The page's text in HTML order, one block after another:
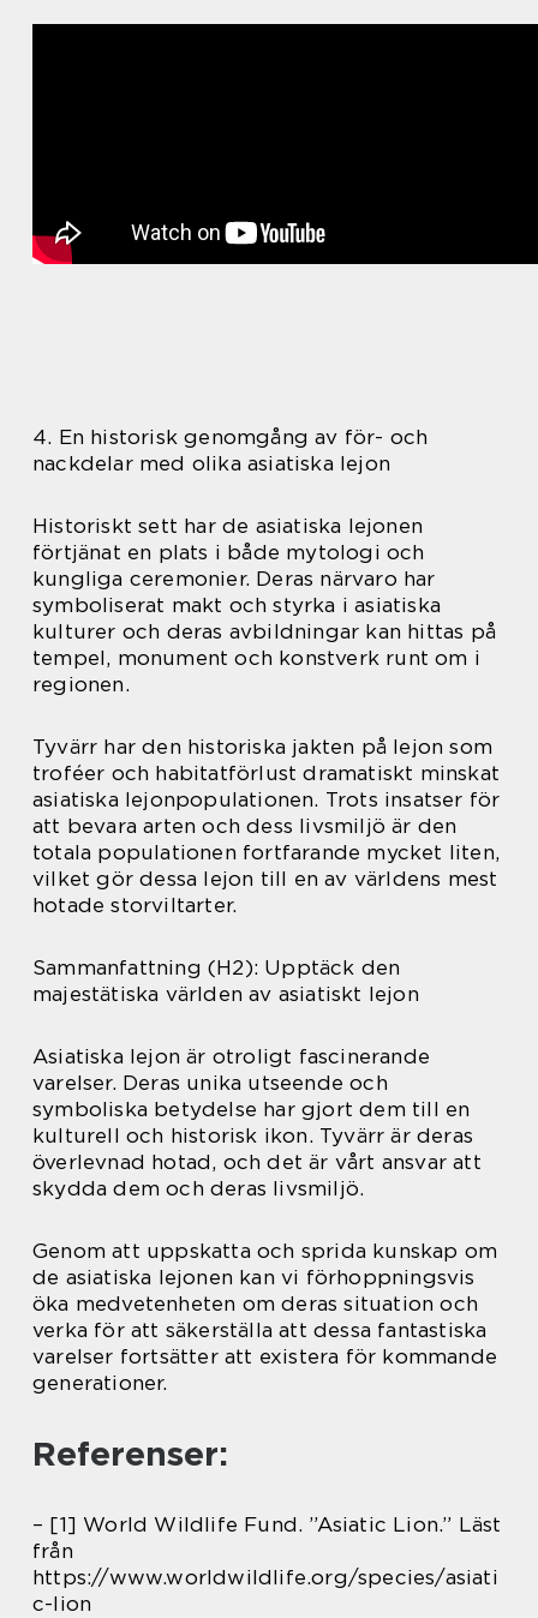
4. En historisk genomgång av för- och
nackdelar med olika asiatiska lejon
Historiskt sett har de asiatiska lejonen
förtjänat en plats i både mytologi och
kungliga ceremonier. Deras närvaro har
symboliserat makt och styrka i asiatiska
kulturer och deras avbildningar kan hittas på
tempel, monument och konstverk runt om i
regionen.
Tyvärr har den historiska jakten på lejon som
troféer och habitatförlust dramatiskt minskat
asiatiska lejonpopulationen. Trots insatser för
att bevara arten och dess livsmiljö är den
totala populationen fortfarande mycket liten,
vilket gör dessa lejon till en av världens mest
hotade storviltarter.
Sammanfattning (H2): Upptäck den
majestätiska världen av asiatiskt lejon
Asiatiska lejon är otroligt fascinerande
varelser. Deras unika utseende och
symboliska betydelse har gjort dem till en
kulturell och historisk ikon. Tyvärr är deras
överlevnad hotad, och det är vårt ansvar att
skydda dem och deras livsmiljö.
Genom att uppskatta och sprida kunskap om
de asiatiska lejonen kan vi förhoppningsvis
öka medvetenheten om deras situation och
verka för att säkerställa att dessa fantastiska
varelser fortsätter att existera för kommande
generationer.
Referenser:
– [1] World Wildlife Fund. ”Asiatic Lion.” Läst
från
https://www.worldwildlife.org/species/asiati
c-lion